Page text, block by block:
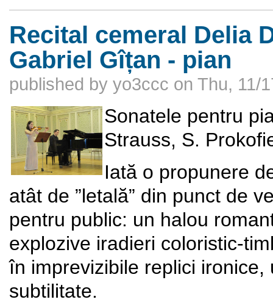
Recital cemeral Delia
Gabriel Gîțan - pian
published by yo3ccc on Thu, 11/
Sonatele pentru
Strauss, S.
Iată o propunere
atât de ”letală” din punct de
pentru public: un halou
explozive iradieri coloristic-
în imprevizibile replici
subtilitate.